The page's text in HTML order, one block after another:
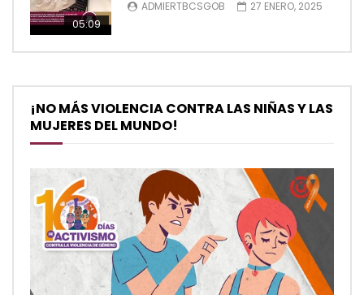
05:09
ADMIERTBCSGOB 27 ENERO, 2025
¡NO MÁS VIOLENCIA CONTRA LAS NIÑAS Y LAS
MUJERES DEL MUNDO!